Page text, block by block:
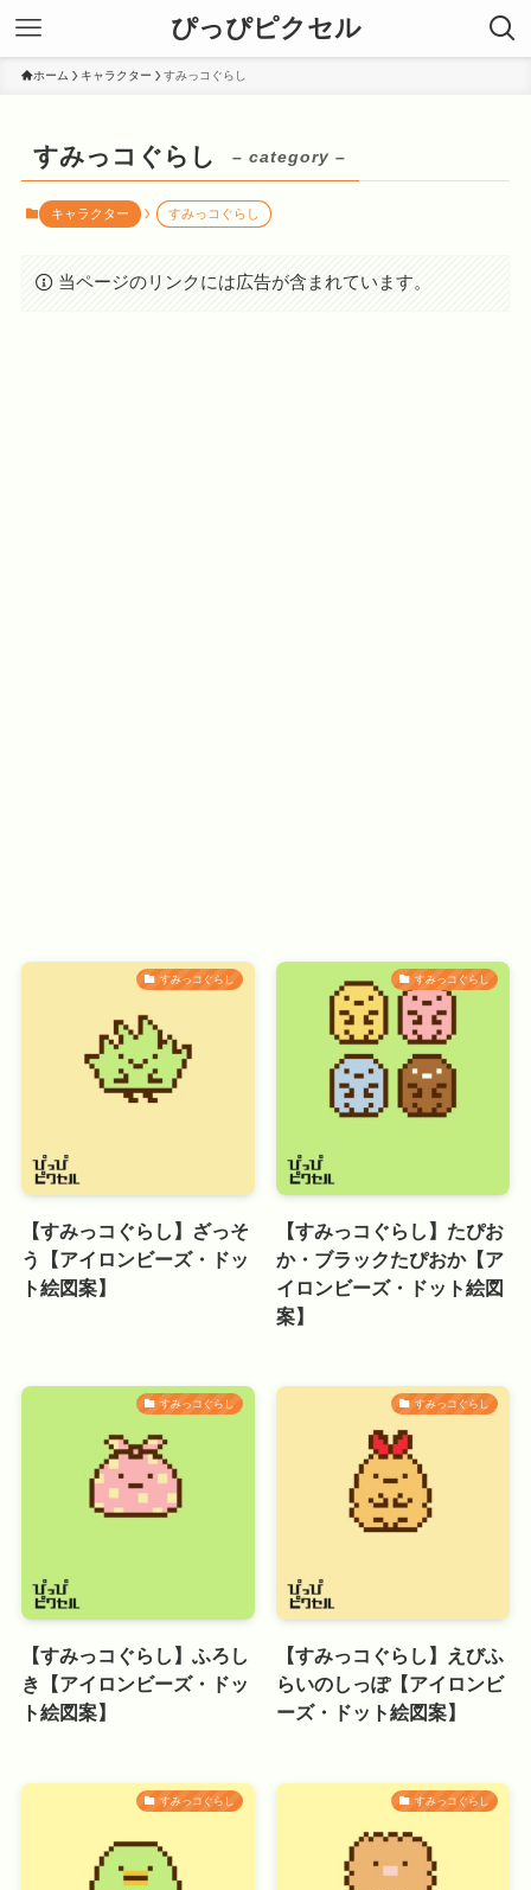
ぴっぴピクセル
ホーム キャラクター すみっコぐらし
すみっコぐらし – category –
キャラクター すみっコぐらし
当ページのリンクには広告が含まれています。
すみっコぐらし
【すみっコぐらし】ざっそ
う【アイロンビーズ・ドッ
ト絵図案】
すみっコぐらし
【すみっコぐらし】たぴお
か・ブラックたぴおか【ア
イロンビーズ・ドット絵図
案】
すみっコぐらし
【すみっコぐらし】ふろし
き【アイロンビーズ・ドッ
ト絵図案】
すみっコぐらし
【すみっコぐらし】えびふ
らいのしっぽ【アイロンビ
ーズ・ドット絵図案】
すみっコぐらし すみっコぐらし